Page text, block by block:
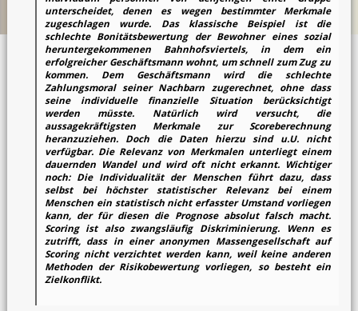
unterscheidet, denen es wegen bestimmter Merkmale
zugeschlagen wurde. Das klassische Beispiel ist die
schlechte Bonitätsbewertung der Bewohner eines sozial
heruntergekommenen Bahnhofsviertels, in dem ein
erfolgreicher Geschäftsmann wohnt, um schnell zum Zug zu
kommen. Dem Geschäftsmann wird die schlechte
Zahlungsmoral seiner Nachbarn zugerechnet, ohne dass
seine individuelle finanzielle Situation berücksichtigt
werden müsste. Natürlich wird versucht, die
aussagekräftigsten Merkmale zur Scoreberechnung
heranzuziehen. Doch die Daten hierzu sind u.U. nicht
verfügbar. Die Relevanz von Merkmalen unterliegt einem
dauernden Wandel und wird oft nicht erkannt. Wichtiger
noch: Die Individualität der Menschen führt dazu, dass
selbst bei höchster statistischer Relevanz bei einem
Menschen ein statistisch nicht erfasster Umstand vorliegen
kann, der für diesen die Prognose absolut falsch macht.
Scoring ist also zwangsläufig Diskriminierung. Wenn es
zutrifft, dass in einer anonymen Massengesellschaft auf
Scoring nicht verzichtet werden kann, weil keine anderen
Methoden der Risikobewertung vorliegen, so besteht ein
Zielkonflikt.